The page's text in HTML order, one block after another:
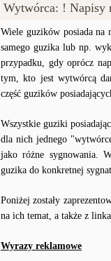
Wytwórca: ! Napisy
Wiele guzików posiada na
samego guzika lub np.
przypadku, gdy oprócz
tym, kto jest wytwórcą
część guzików
Wszystkie guziki
dla nich jednego
jako różne sygnowania.
guzika do konkretnej
Poniżej zostały
na ich temat, a także z
Wyrazy reklamowe